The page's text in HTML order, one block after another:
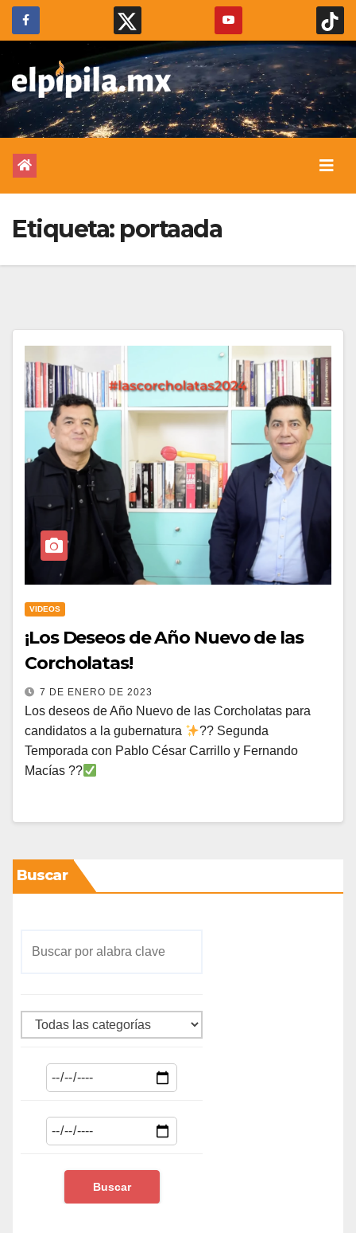
Etiqueta: portaada
VIDEOS
¡Los Deseos de Año Nuevo de las
Corcholatas!
7 DE ENERO DE 2023
Los deseos de Año Nuevo de las Corcholatas para
candidatos a la gubernatura
?? Segunda
Temporada con Pablo César Carrillo y Fernando
Macías ??
Buscar